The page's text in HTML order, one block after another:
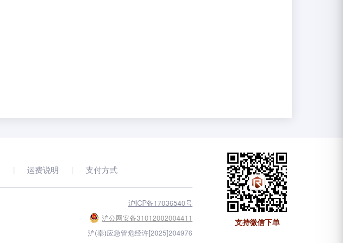
运费说明 支付方式
沪ICP备17036540号
沪公网安备31012002004411
沪(奉)应急管危经许[2025]204976
支持微信下单